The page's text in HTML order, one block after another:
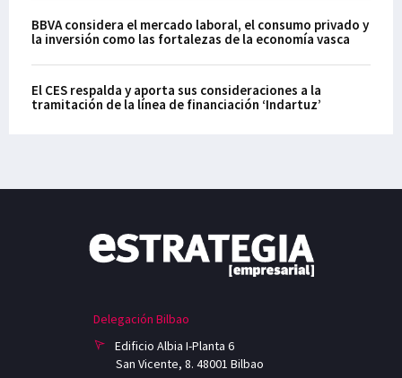
BBVA considera el mercado laboral, el consumo privado y
la inversión como las fortalezas de la economía vasca
El CES respalda y aporta sus consideraciones a la
tramitación de la línea de financiación ‘Indartuz’
Delegación Bilbao
Edificio Albia I-Planta 6
San Vicente, 8. 48001 Bilbao